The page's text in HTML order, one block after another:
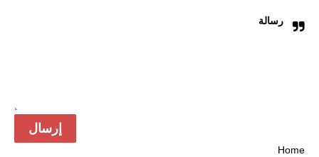
رسالة
Home